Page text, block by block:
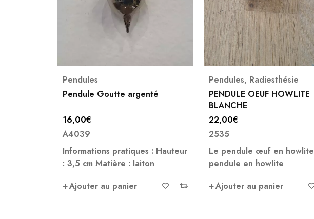
Pendules
PENDULE OEUF HOWLITE
22,00€
2535
Le pendule œuf en howlite. Le
pendule en howlite
Ajouter au panier
Oeil de Tigre,Pendules
Pendule double pointe
tigre
22,00€
A3430
Informations pratiques :
5cm environ Matière :
Ajouter au panier